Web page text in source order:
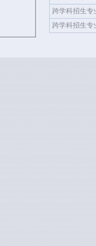
跨学科招生专
跨学科招生专